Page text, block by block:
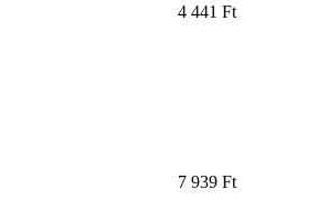
4 441 Ft
7 939 Ft